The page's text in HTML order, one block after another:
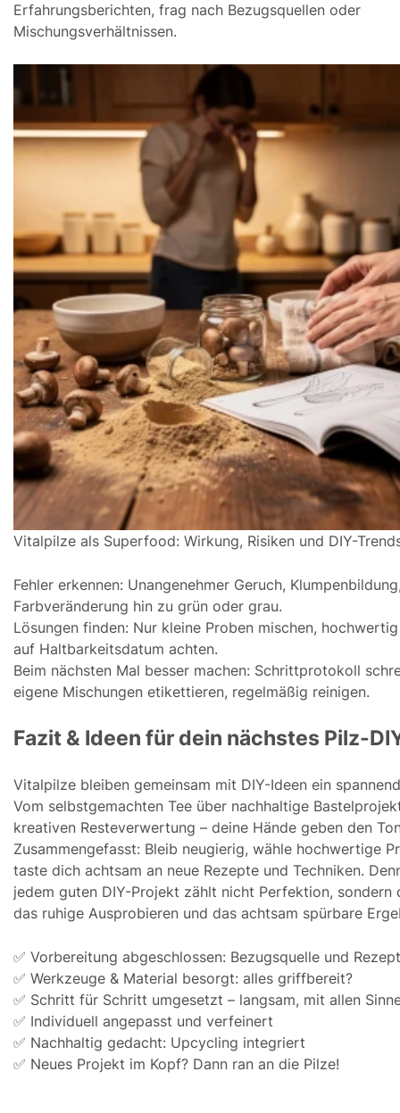
Erfahrungsberichten, frag nach Bezugsquellen oder
Mischungsverhältnissen.
Vitalpilze als Superfood: Wirkung, Risiken und DIY-
Fehler erkennen: Unangenehmer Geruch,
Farbveränderung hin zu grün oder grau.
Lösungen finden: Nur kleine Proben mischen,
auf Haltbarkeitsdatum achten.
Beim nächsten Mal besser machen: Schrittprotokoll
eigene Mischungen etikettieren, regelmäßig reinigen.
Fazit & Ideen für dein nächstes Pilz-
Vitalpilze bleiben gemeinsam mit DIY-Ideen ein
Vom selbstgemachten Tee über nachhaltige
kreativen Resteverwertung – deine Hände geben den
Zusammengefasst: Bleib neugierig, wähle hochwertige
taste dich achtsam an neue Rezepte und Techniken.
jedem guten DIY-Projekt zählt nicht Perfektion, sondern
das ruhige Ausprobieren und das achtsam spürbare
✅ Vorbereitung abgeschlossen: Bezugsquelle und
✅ Werkzeuge & Material besorgt: alles griffbereit?
✅ Schritt für Schritt umgesetzt – langsam, mit allen
✅ Individuell angepasst und verfeinert
✅ Nachhaltig gedacht: Upcycling integriert
✅ Neues Projekt im Kopf? Dann ran an die Pilze!